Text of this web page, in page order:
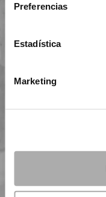
Preferencias
Estadística
Marketing